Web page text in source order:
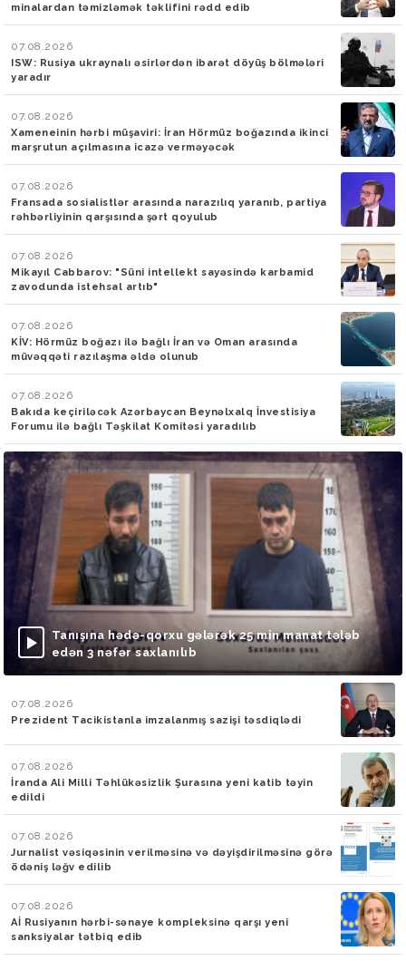
minalardan təmizləmək təklifini rədd edib
07.08.2026
ISW: Rusiya ukraynalı əsirlərdən ibarət döyüş bölmələri
yaradır
07.08.2026
Xameneinin hərbi müşaviri: İran Hörmüz boğazında ikinci
marşrutun açılmasına icazə verməyəcək
07.08.2026
Fransada sosialistlər arasında narazılıq yaranıb, partiya
rəhbərliyinin qarşısında şərt qoyulub
07.08.2026
Mikayıl Cabbarov: "Süni intellekt sayəsində karbamid
zavodunda istehsal artıb"
07.08.2026
KİV: Hörmüz boğazı ilə bağlı İran və Oman arasında
müvəqqəti razılaşma əldə olunub
07.08.2026
Bakıda keçiriləcək Azərbaycan Beynəlxalq İnvestisiya
Forumu ilə bağlı Təşkilat Komitəsi yaradılıb
Tanışına hədə-qorxu gələrək 25 min manat tələb
edən 3 nəfər saxlanılıb
07.08.2026
Prezident Tacikistanla imzalanmış sazişi təsdiqlədi
07.08.2026
İranda Ali Milli Təhlükəsizlik Şurasına yeni katib təyin
edildi
07.08.2026
Jurnalist vəsiqəsinin verilməsinə və dəyişdirilməsinə görə
ödəniş ləğv edilib
07.08.2026
Aİ Rusiyanın hərbi-sənaye kompleksinə qarşı yeni
sanksiyalar tətbiq edib